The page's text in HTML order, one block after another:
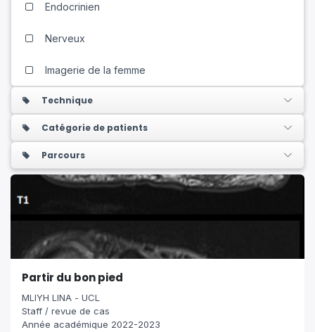
Endocrinien
Nerveux
Imagerie de la femme
Technique
Catégorie de patients
Parcours
Partir du bon pied
MLIYH LINA - UCL
Staff / revue de cas
Année académique 2022-2023